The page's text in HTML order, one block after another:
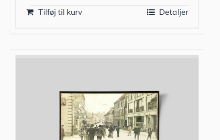
Tilføj til kurv Detaljer